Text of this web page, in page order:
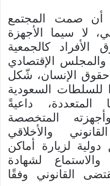
أن صمت المجتمع
لا سيما الأجهزة
الأفراد كالجمعية
والمجلس الإقتصادي
الإنسان، شّكل
للسلطات السعودية
المتعددة، داعيةً
المتخصصة
والأخلاقي
لزيارة أماكن
والاستماع لشهادة
القانوني وفقًا